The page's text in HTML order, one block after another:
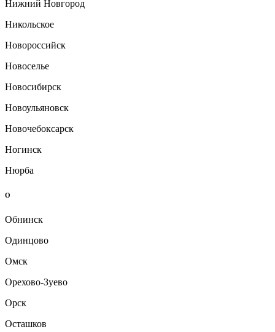
Нижний Новгород
Никольское
Новороссийск
Новоселье
Новосибирск
Новоульяновск
Новочебоксарск
Ногинск
Нюрба
О
Обнинск
Одинцово
Омск
Орехово-Зуево
Орск
Осташков